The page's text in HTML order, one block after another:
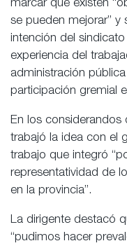
marcar que existen
se pueden mejorar” y
intención del
experiencia del
administración
participación gremial
En los considerandos
trabajó la idea con el
trabajo que integró
representatividad de
en la provincia”.
La dirigente destacó
“pudimos hacer